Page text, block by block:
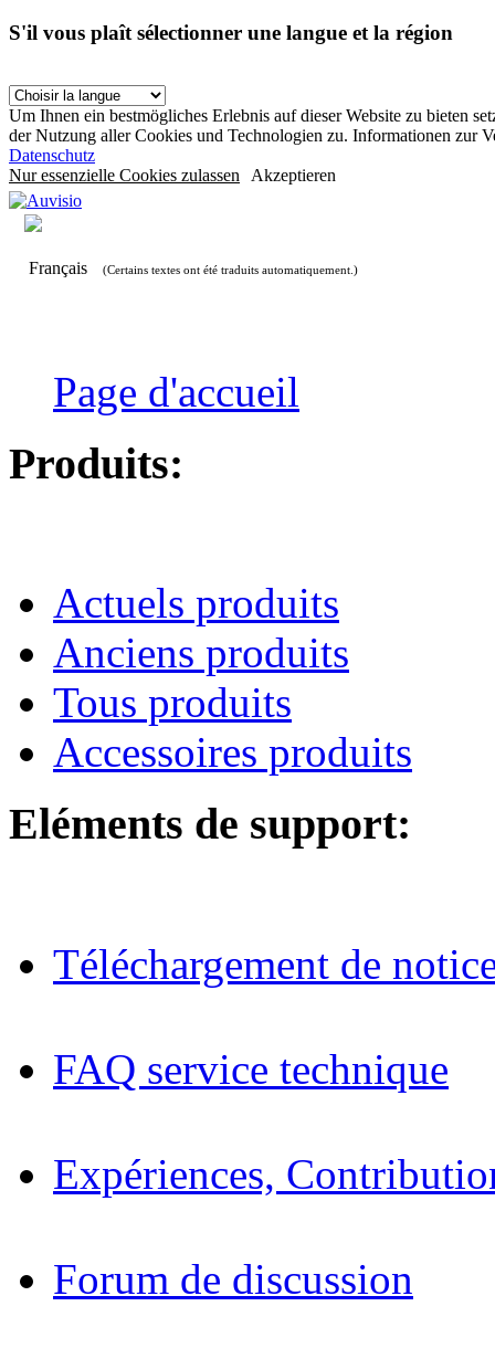
S'il vous plaît sélectionner une langue et la région
Um Ihnen ein bestmögliches Erlebnis auf dieser Website zu bieten
der Nutzung aller Cookies und Technologien zu. Informationen zur
Datenschutz
Nur essenzielle Cookies zulassen Akzeptieren
Français (Certains textes ont été traduits automatiquement.)
Page d'accueil
Produits:
Actuels produits
Anciens produits
Tous produits
Accessoires produits
Eléments de support:
Téléchargement de
FAQ service technique
Expériences,
Forum de discussion